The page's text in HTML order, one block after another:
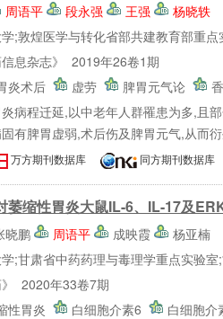
周语平 段永强 王强
杨晓轶
;敦煌医学与转化省部共建教育部重点
息杂志》 2019年26卷1期
炎术后 虚劳 脾胃元气论
病程迁延,以中老年人群罹患为多,且
有脾胃虚弱,术后伤及脾胃元气,从而
万方期刊数据库 同方期刊数据库
萎缩性胃炎大鼠IL-6、IL-17及
晓鹏 周语平 成映霞
杨亚楠
;甘肃省中药药理与毒理学重点实验
2020年33卷7期
性胃炎 白细胞介素6 白细胞介